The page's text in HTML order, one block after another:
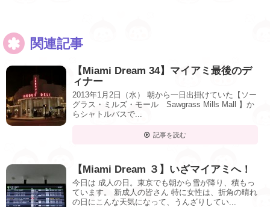
関連記事
【Miami Dream 34】マイアミ最後のデ
ィナー
2013年1月2日（水） 朝から一日出掛けていた【ソー
グラス・ミルズ・モール Sawgrass Mills Mall 】か
らシャトルバスで...
記事を読む
【Miami Dream ３】いざマイアミへ！
今日は 成人の日。東京でも朝から雪が降り、積もっ
ています。 新成人の皆さん 特に女性は、折角の晴れ
の日にこんな天気になって、うんざりしてい...